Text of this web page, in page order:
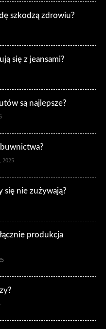
szkodzą zdrowiu?
się z jeansami?
są najlepsze?
2025
się nie zużywają?
produkcja